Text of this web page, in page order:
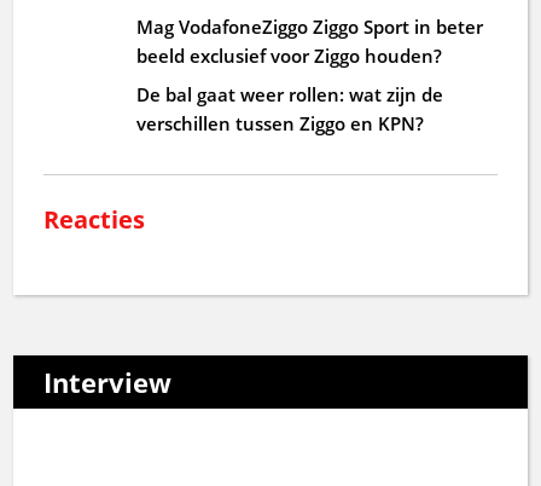
Mag VodafoneZiggo Ziggo Sport in beter
beeld exclusief voor Ziggo houden?
De bal gaat weer rollen: wat zijn de
verschillen tussen Ziggo en KPN?
Reacties
Interview